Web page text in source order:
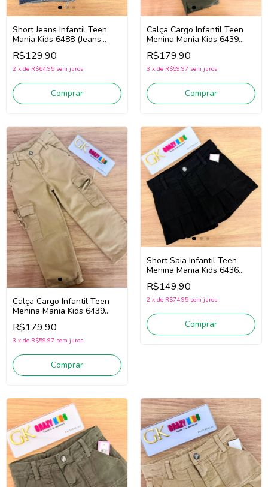
Short Jeans Infantil Teen
Mania Kids 6488 (Jeans
Médio)
R$129,90
2 x de R$64,95 sem juros
Comprar
Calça Cargo Infantil Teen
Menina Mania Kids 6439
(Verde)
R$179,90
3 x de R$59,97 sem juros
Comprar
Calça Cargo Infantil Teen
Menina Mania Kids 6439
(Caqui)
R$179,90
3 x de R$59,97 sem juros
Comprar
Short Saia Infantil Teen
Menina Mania Kids 6436
(Preto)
R$149,90
2 x de R$74,95 sem juros
Comprar